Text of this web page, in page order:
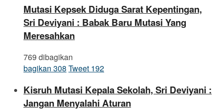
Mutasi Kepsek Diduga Sarat Kepentingan,
Sri Deviyani : Babak Baru Mutasi Yang
Meresahkan
769 dibagikan
bagikan 308 Tweet 192
Kisruh Mutasi Kepala Sekolah, Sri Deviyani :
Jangan Menyalahi Aturan